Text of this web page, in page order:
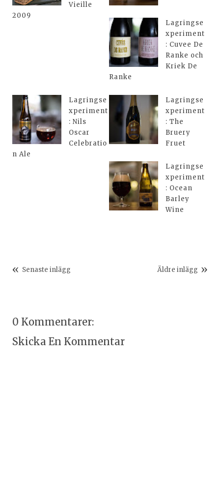
Vieille
2009
Lagringse
xperiment
: Cuvee De
Ranke och
Kriek De
Ranke
Lagringse
xperiment
: Nils
Oscar
Celebratio
n Ale
Lagringse
xperiment
: The
Bruery
Fruet
Lagringse
xperiment
: Ocean
Barley
Wine
Senaste inlägg Äldre inlägg
0 Kommentarer:
Skicka En Kommentar